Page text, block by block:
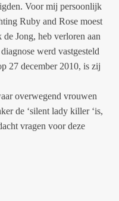
Voor mij persoonlijk
Ruby and Rose moest
Jong, heb verloren aan
werd vastgesteld
27 december 2010, is zij
overwegend vrouwen
de ‘silent lady killer ‘is,
vragen voor deze